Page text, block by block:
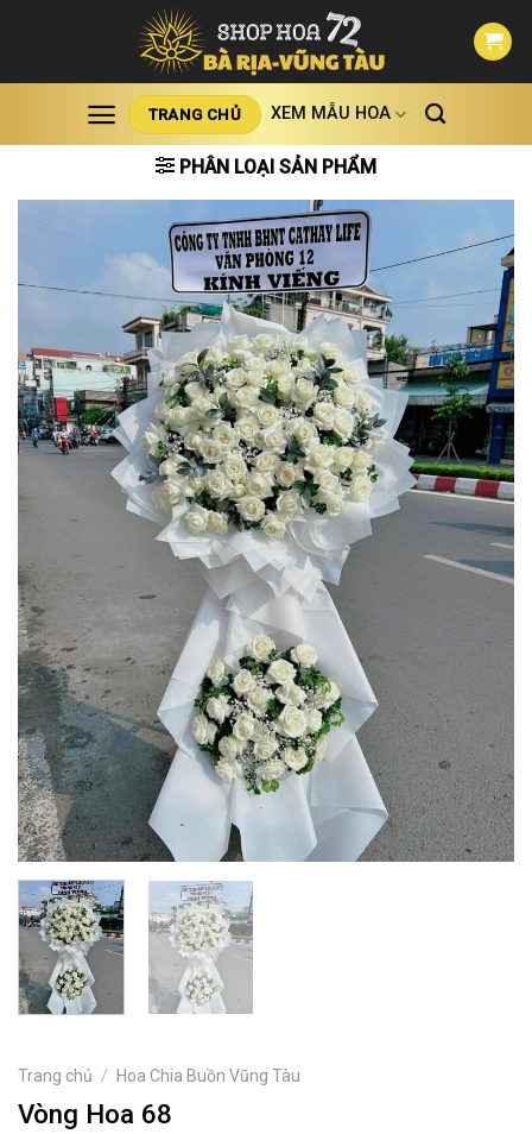
TRANG CHỦ XEM MẪU HOA
PHÂN LOẠI SẢN PHẨM
Trang chủ / Hoa Chia Buồn Vũng Tàu
Vòng Hoa 68